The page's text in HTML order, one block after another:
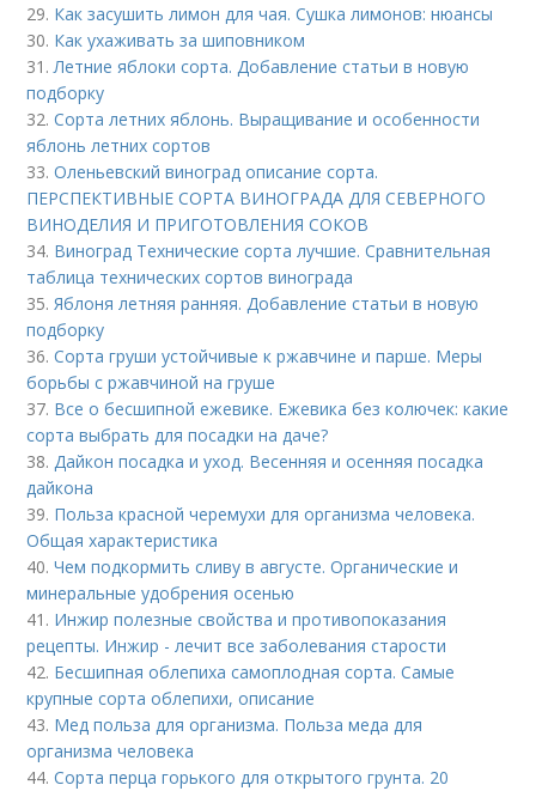
29. Как засушить лимон для чая. Сушка лимонов: нюансы
30. Как ухаживать за шиповником
31.Летние яблоки сорта. Добавление статьи в новую
подборку
32.Сорта летних яблонь. Выращивание и особенности
яблонь летних сортов
33.Оленьевский виноград описание сорта.
ПЕРСПЕКТИВНЫЕ СОРТА ВИНОГРАДА ДЛЯ CЕВЕРНОГО
ВИНОДЕЛИЯ И ПРИГОТОВЛЕНИЯ СОКОВ
34. Виноград Технические сорта лучшие. Сравнительная
таблица технических сортов винограда
35.Яблоня летняя ранняя. Добавление статьи в новую
подборку
36.Сорта груши устойчивые к ржавчине и парше. Меры
борьбы с ржавчиной на груше
37. Все о бесшипной ежевике. Ежевика без колючек: какие
сорта выбрать для посадки на даче?
38.Дайкон посадка и уход. Весенняя и осенняя посадка
дайкона
39. Польза красной черемухи для организма человека.
Общая характеристика
40.Чем подкормить сливу в августе. Органические и
минеральные удобрения осенью
41. Инжир полезные свойства и противопоказания
рецепты. Инжир - лечит все заболевания старости
42. Бесшипная облепиха самоплодная сорта. Самые
крупные сорта облепихи, описание
43. Мед польза для организма. Польза меда для
организма человека
44.Сорта перца горького для открытого грунта. 20